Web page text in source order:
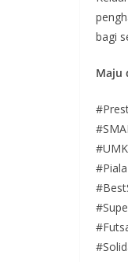
bagi
Maju